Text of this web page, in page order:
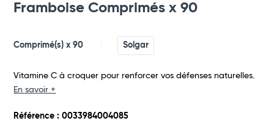
Framboise Comprimés x 90
Comprimé(s) x 90 Solgar
Vitamine C à croquer pour renforcer vos défenses naturelles.
En savoir +
Référence : 0033984004085